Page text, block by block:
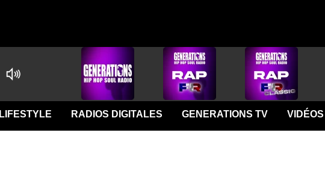
LIFESTYLE RADIOS DIGITALES GENERATIONS TV VIDÉOS